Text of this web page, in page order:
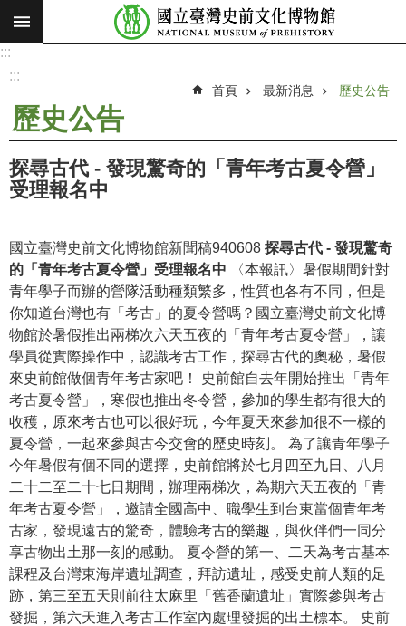
跳到主要內容區塊
搜
願
使
命
新
消
息
參
觀
展
覽
學
習
探
索
認
識
我
們
:::
:::
首頁 最新消息 歷史公告
歷史公告
探尋古代 - 發現驚奇的「青年考古夏令營」
受理報名中
國立臺灣史前文化博物館新聞稿940608 探尋古代 - 發現驚奇
的「青年考古夏令營」受理報名中 〈本報訊〉暑假期間針對
青年學子而辦的營隊活動種類繁多，性質也各有不同，但是
你知道台灣也有「考古」的夏令營嗎？國立臺灣史前文化博
物館於暑假推出兩梯次六天五夜的「青年考古夏令營」，讓
學員從實際操作中，認識考古工作，探尋古代的奧秘，暑假
來史前館做個青年考古家吧！ 史前館自去年開始推出「青年
考古夏令營」，寒假也推出冬令營，參加的學生都有很大的
收穫，原來考古也可以很好玩，今年夏天來參加很不一樣的
夏令營，一起來參與古今交會的歷史時刻。 為了讓青年學子
今年暑假有個不同的選擇，史前館將於七月四至九日、八月
二十二至二十七日期間，辦理兩梯次，為期六天五夜的「青
年考古夏令營」，邀請全國高中、職學生到台東當個青年考
古家，發現遠古的驚奇，體驗考古的樂趣，與伙伴們一同分
享古物出土那一刻的感動。 夏令營的第一、二天為考古基本
課程及台灣東海岸遺址調查，拜訪遺址，感受史前人類的足
跡，第三至五天則前往太麻里「舊香蘭遺址」實際參與考古
發掘，第六天進入考古工作室內處理發掘的出土標本。 史前